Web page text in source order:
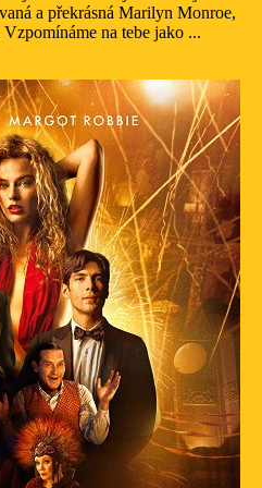
a překrásná Marilyn Monroe,
na tebe jako ...